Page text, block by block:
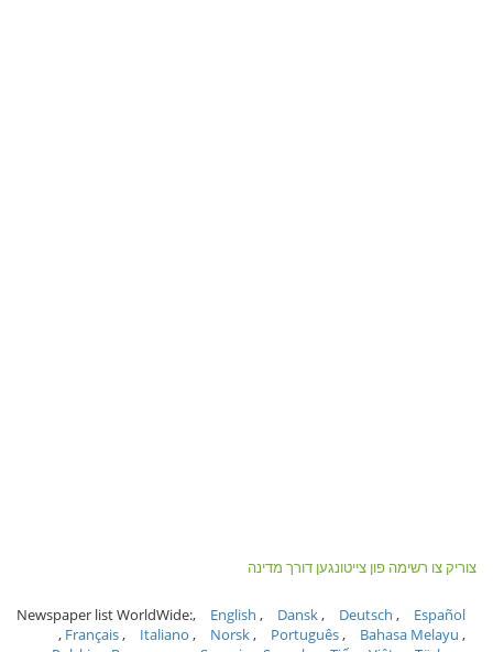
צוריק צו רשימה פון צייטונגען דורך מדינה
Newspaper list WorldWide: English Dansk Deutsch
Español
Français
Italiano Norsk Português
Bahasa Melayu